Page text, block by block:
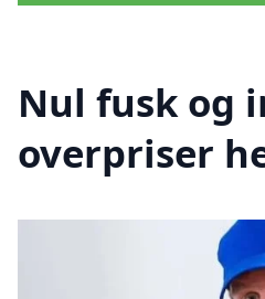
Nul fusk og
overpriser